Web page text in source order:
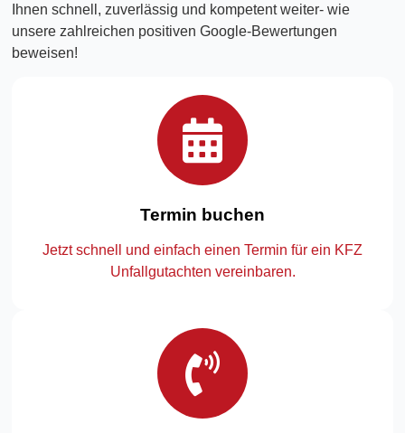
Ihnen schnell, zuverlässig und kompetent weiter- wie
unsere zahlreichen positiven Google-Bewertungen
beweisen!
Termin buchen
Jetzt schnell und einfach einen Termin für ein KFZ
Unfallgutachten vereinbaren.